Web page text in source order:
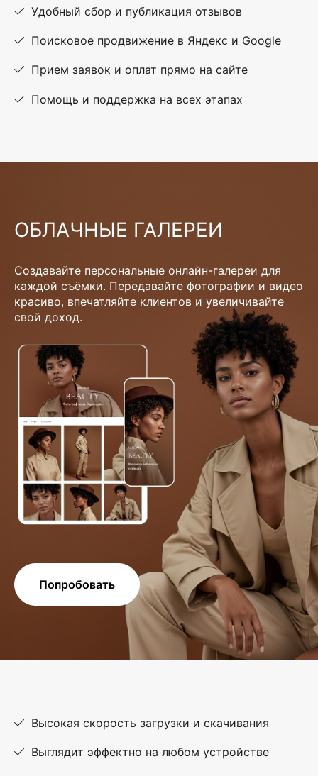
Удобный сбор и публикация отзывов
Поисковое продвижение в Яндекс и Google
Прием заявок и оплат прямо на сайте
Помощь и поддержка на всех этапах
ОБЛАЧНЫЕ ГАЛЕРЕИ
Создавайте персональные онлайн-галереи для
каждой съёмки. Передавайте фотографии и видео
красиво, впечатляйте клиентов и увеличивайте
свой доход.
Попробовать
Высокая скорость загрузки и скачивания
Выглядит эффектно на любом устройстве